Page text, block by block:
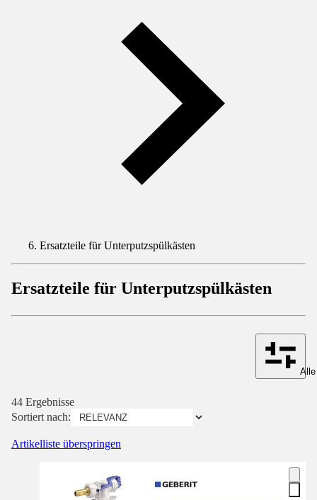
Ersatzteile für Unterputzspülkästen
Ersatzteile für Unterputzspülkästen
44 Ergebnisse
Sortiert nach:
Artikelliste überspringen